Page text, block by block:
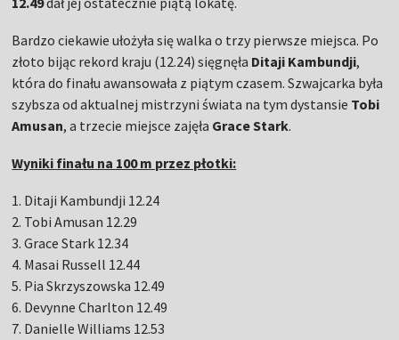
Bardzo ciekawie ułożyła się walka o trzy pierwsze miejsca. Po
złoto bijąc rekord kraju (12.24) sięgnęła Ditaji Kambundji,
która do finału awansowała z piątym czasem. Szwajcarka była
szybsza od aktualnej mistrzyni świata na tym dystansie Tobi
Amusan, a trzecie miejsce zajęła Grace Stark.
Wyniki finału na 100 m przez płotki:
1. Ditaji Kambundji 12.24
2. Tobi Amusan 12.29
3. Grace Stark 12.34
4. Masai Russell 12.44
5. Pia Skrzyszowska 12.49
6. Devynne Charlton 12.49
7. Danielle Williams 12.53